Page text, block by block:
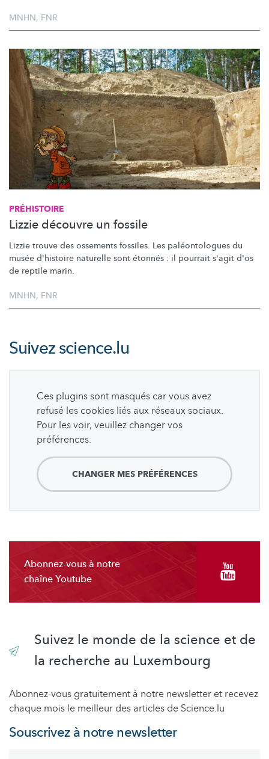
MNHN, FNR
PRÉHISTOIRE
Lizzie découvre un fossile
Lizzie trouve des ossements fossiles. Les paléontologues du
musée d'histoire naturelle sont étonnés : il pourrait s'agit d'os
de reptile marin.
MNHN, FNR
Suivezscience.lu
Ces plugins sont masqués car vous avez
refusé les cookies liés aux réseaux sociaux.
Pour les voir, veuillez changer vos
préférences.
CHANGER MES PRÉFÉRENCES
Abonnez-vous à notre
chaîne Youtube
Suivez le monde de la science et de
la recherche au Luxembourg
Abonnez-vous gratuitement à notre newsletter et recevez
chaque mois le meilleur des articles de Science.lu
Souscrivez à notre newsletter